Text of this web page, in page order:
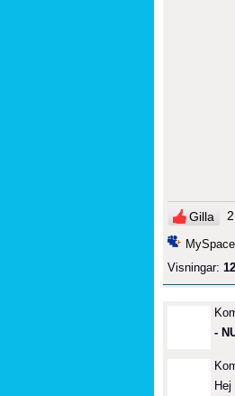
Gilla
MySpace
Visningar:
-
Hej